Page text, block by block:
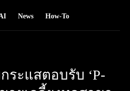
News How-To
ระแสตอบรับ ‘P-